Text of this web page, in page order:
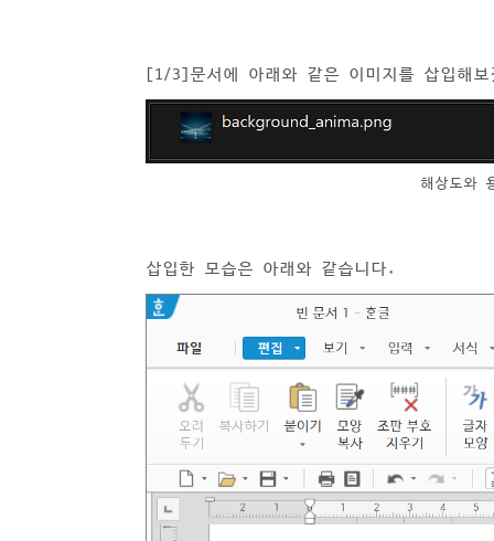
[1/3]문서에 아래와 같은 이미지를 삽입해보
해상도와
삽입한 모습은 아래와 같습니다.